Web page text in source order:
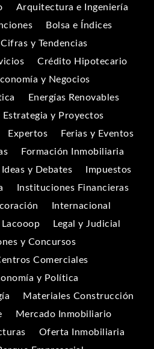
Arquitectura e Ingeniería
Bolsa e Índices
Cifras y Tendencias
Crédito Hipotecario
y Negocios
Energías Renovables
Estrategia y Proyectos
Expertos
Ferias y Eventos
Formación Inmobiliaria
Ideas y Debates
Impuestos
Instituciones Financieras
Internacional
Lacooop
Legal y Judicial
y Concursos
Comerciales
y Política
Materiales Construcción
Mercado Inmobiliario
Oferta Inmobiliaria